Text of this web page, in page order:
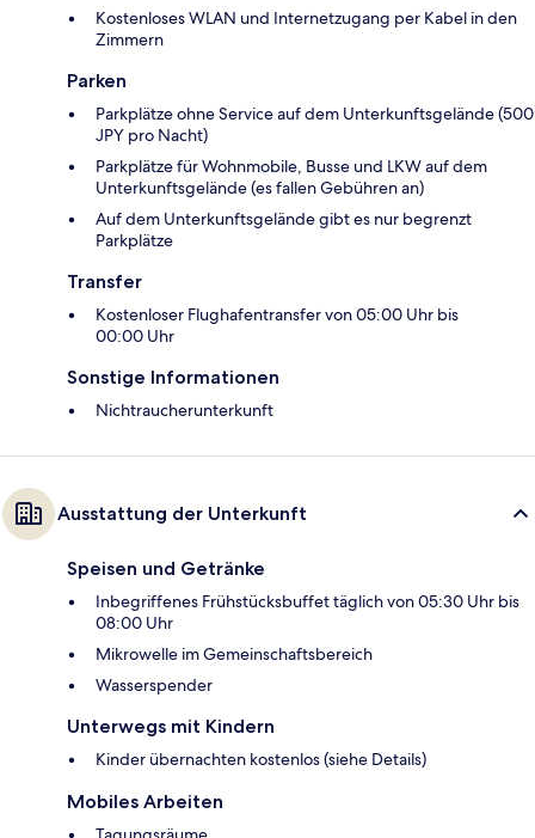
Kostenloses WLAN und Internetzugang per Kabel in den
Zimmern
Parken
Parkplätze ohne Service auf dem Unterkunftsgelände (500
JPY pro Nacht)
Parkplätze für Wohnmobile, Busse und LKW auf dem
Unterkunftsgelände (es fallen Gebühren an)
Auf dem Unterkunftsgelände gibt es nur begrenzt
Parkplätze
Transfer
Kostenloser Flughafentransfer von 05:00 Uhr bis
00:00 Uhr
Sonstige Informationen
Nichtraucherunterkunft
Ausstattung der Unterkunft
Speisen und Getränke
Inbegriffenes Frühstücksbuffet täglich von 05:30 Uhr bis
08:00 Uhr
Mikrowelle im Gemeinschaftsbereich
Wasserspender
Unterwegs mit Kindern
Kinder übernachten kostenlos (siehe Details)
Mobiles Arbeiten